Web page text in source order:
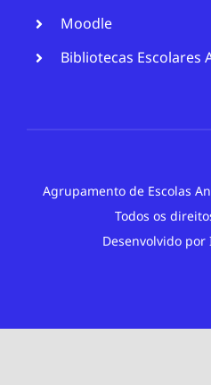
Moodle
Bibliotecas Escolares
Agrupamento de Escolas
Todos os
Desenvolvido por